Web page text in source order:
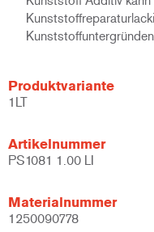
Produktvariante
1LT
Artikelnummer
PS1081 1.00 LI
Materialnummer
1250090778